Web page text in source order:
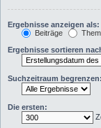
Ergebnisse anzeigen als:
Beiträge
Ergebnisse sortieren
Suchzeitraum begrenzen:
Die ersten: